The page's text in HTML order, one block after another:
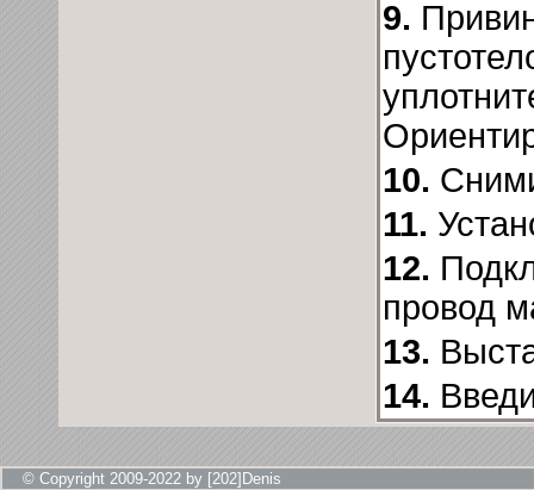
9.
10.
11.
12.
провод
13.
14.
© Copyright 2009-2022 by [202]Denis